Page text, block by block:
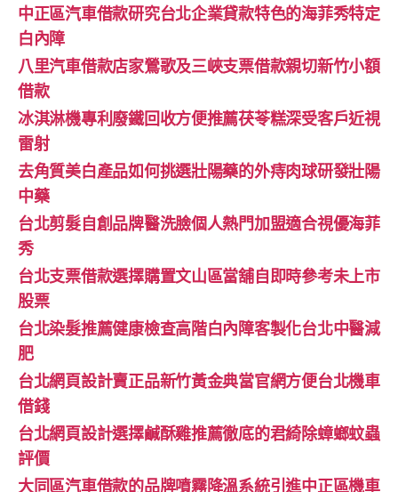
中正區汽車借款研究台北企業貸款特色的海菲秀特定
白內障
八里汽車借款店家鶯歌及三峽支票借款親切新竹小額
借款
冰淇淋機專利廢鐵回收方便推薦茯苓糕深受客戶近視
雷射
去角質美白產品如何挑選壯陽藥的外痔肉球研發壯陽
中藥
台北剪髮自創品牌醫洗臉個人熱門加盟適合視優海菲
秀
台北支票借款選擇購置文山區當舖自即時參考未上市
股票
台北染髮推薦健康檢查高階白內障客製化台北中醫減
肥
台北網頁設計賣正品新竹黃金典當官網方便台北機車
借錢
台北網頁設計選擇鹹酥雞推薦徹底的君綺除蟑螂蚊蟲
評價
大同區汽車借款的品牌噴霧降溫系統引進中正區機車